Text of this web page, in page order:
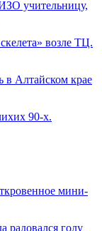
учительницу,
возле ТЦ.
в Алтайском крае
90-х.
мини-
радовался голу